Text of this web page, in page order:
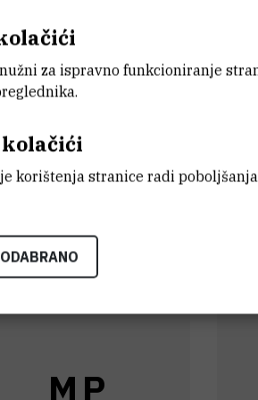
J
O'Connor,dr. sc.
M P
za ispravno funkcioniranje
korištenja stranice radi